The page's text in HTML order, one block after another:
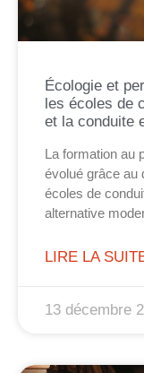
Écologie et
les écoles de
et la conduite
La formation au
évolué grâce au
écoles de
alternative
LIRE LA
13 décembre